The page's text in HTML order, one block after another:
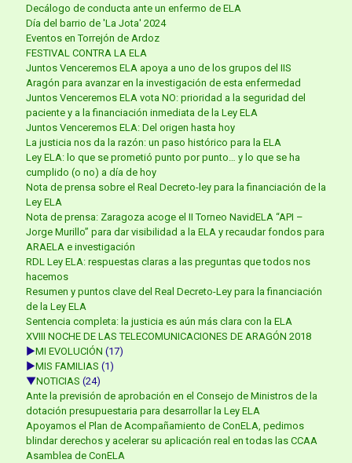
Decálogo de conducta ante un enfermo de ELA
Día del barrio de 'La Jota' 2024
Eventos en Torrejón de Ardoz
FESTIVAL CONTRA LA ELA
Juntos Venceremos ELA apoya a uno de los grupos del IIS
Aragón para avanzar en la investigación de esta enfermedad
Juntos Venceremos ELA vota NO: prioridad a la seguridad del
paciente y a la financiación inmediata de la Ley ELA
Juntos Venceremos ELA: Del origen hasta hoy
La justicia nos da la razón: un paso histórico para la ELA
Ley ELA: lo que se prometió punto por punto… y lo que se ha
cumplido (o no) a día de hoy
Nota de prensa sobre el Real Decreto-ley para la financiación de la
Ley ELA
Nota de prensa: Zaragoza acoge el II Torneo NavidELA “API –
Jorge Murillo” para dar visibilidad a la ELA y recaudar fondos para
ARAELA e investigación
RDL Ley ELA: respuestas claras a las preguntas que todos nos
hacemos
Resumen y puntos clave del Real Decreto-Ley para la financiación
de la Ley ELA
Sentencia completa: la justicia es aún más clara con la ELA
XVIII NOCHE DE LAS TELECOMUNICACIONES DE ARAGÓN 2018
►MI EVOLUCIÓN (17)
►MIS FAMILIAS (1)
▼NOTICIAS (24)
Ante la previsión de aprobación en el Consejo de Ministros de la
dotación presupuestaria para desarrollar la Ley ELA
Apoyamos el Plan de Acompañamiento de ConELA, pedimos
blindar derechos y acelerar su aplicación real en todas las CCAA
Asamblea de ConELA